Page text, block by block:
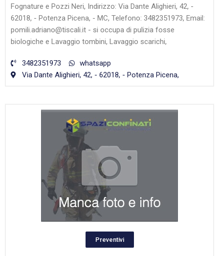
Fognature e Pozzi Neri, Indirizzo: Via Dante Alighieri, 42, -
62018, - Potenza Picena, - MC, Telefono: 3482351973, Email:
pomili.adriano@tiscali.it - si occupa di pulizia fosse
biologiche e Lavaggio tombini, Lavaggio scarichi,
3482351973
whatsapp
Via Dante Alighieri, 42, - 62018, - Potenza Picena,
Preventivi